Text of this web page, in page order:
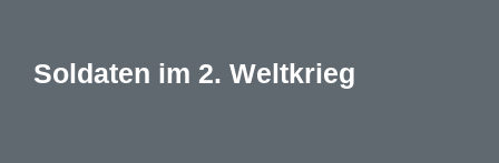
Soldaten im 2. Weltkrieg